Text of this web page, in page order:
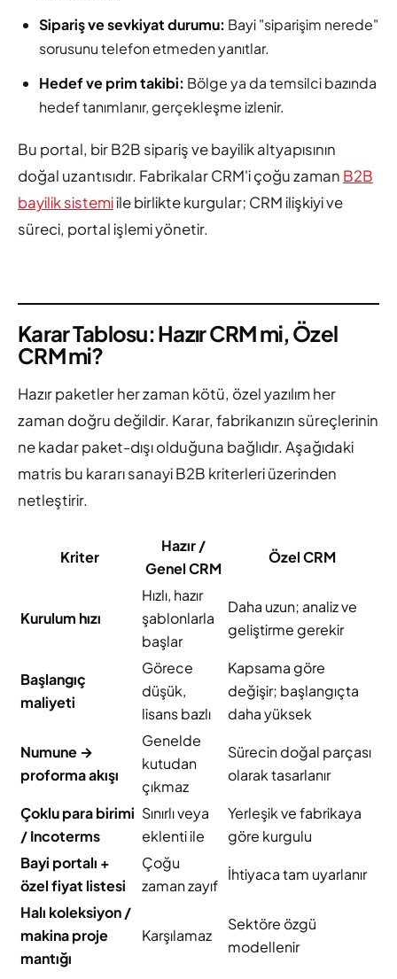
Sipariş ve sevkiyat durumu: Bayi "siparişim nerede"
sorusunu telefon etmeden yanıtlar.
Hedef ve prim takibi: Bölge ya da temsilci bazında
hedef tanımlanır, gerçekleşme izlenir.
Bu portal, bir B2B sipariş ve bayilik altyapısının
doğal uzantısıdır. Fabrikalar CRM'i çoğu zaman B2B
bayilik sistemiile birlikte kurgular; CRM ilişkiyi ve
süreci, portal işlemi yönetir.
Karar Tablosu: Hazır CRM mi, Özel
CRM mi?
Hazır paketler her zaman kötü, özel yazılım her
zaman doğru değildir. Karar, fabrikanızın süreçlerinin
ne kadar paket-dışı olduğuna bağlıdır. Aşağıdaki
matris bu kararı sanayi B2B kriterleri üzerinden
netleştirir.
Kriter
Hazır /
Genel CRM
Özel CRM
Kurulum hızı
Hızlı, hazır
şablonlarla
başlar
Daha uzun; analiz ve
geliştirme gerekir
Başlangıç
maliyeti
Görece
düşük,
lisans bazlı
Kapsama göre
değişir; başlangıçta
daha yüksek
Numune →
proforma akışı
Genelde
kutudan
çıkmaz
Sürecin doğal parçası
olarak tasarlanır
Çoklu para birimi
/ Incoterms
Sınırlı veya
eklenti ile
Yerleşik ve fabrikaya
göre kurgulu
Bayi portalı +
özel fiyat listesi
Çoğu
zaman zayıf
İhtiyaca tam uyarlanır
Halı koleksiyon /
makina proje
mantığı
Karşılamaz
Sektöre özgü
modellenir